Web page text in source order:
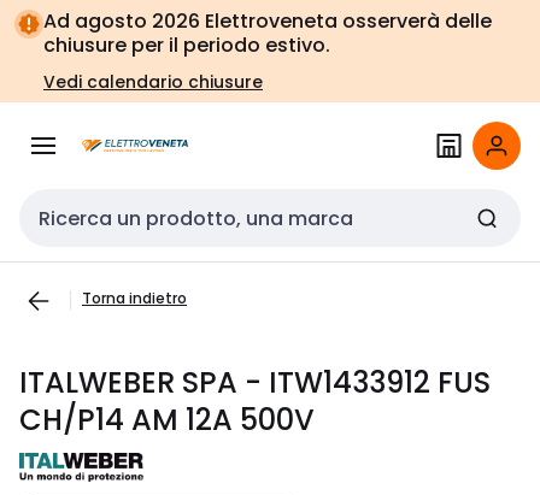
Vai alla
navigazione
Vai
alla
pagina
Ad agosto 2026 Elettroveneta osserverà delle
chiusure per il periodo estivo.
Vedi calendario chiusure
Cerca input
Torna indietro
ITALWEBER SPA - ITW1433912 FUS
CH/P14 AM 12A 500V